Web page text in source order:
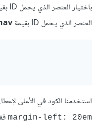
باختيار العنصر الذي يحمل ID بقيمة
العنصر الذي يحمل ID بقيمة
استخدمنا الكود في الأعلى
margin-left: 20em